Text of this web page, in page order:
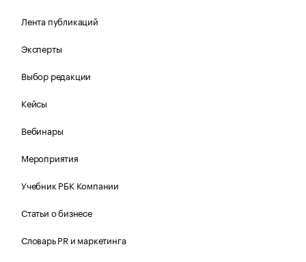
Лента публикаций
Эксперты
Выбор редакции
Кейсы
Вебинары
Мероприятия
Учебник РБК Компании
Статьи о бизнесе
Словарь PR и маркетинга